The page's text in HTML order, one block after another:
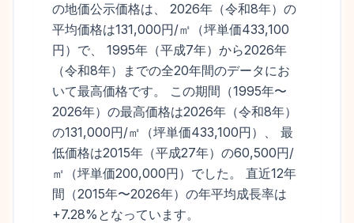
の地価公示価格は、 2026年（令和8年）の
平均価格は131,000円/㎡（坪単価433,100
円）で、 1995年（平成7年）から2026年
（令和8年）までの全20年間のデータにお
いて最高価格です。 この期間（1995年〜
2026年）の最高価格は2026年（令和8年）
の131,000円/㎡（坪単価433,100円）、 最
低価格は2015年（平成27年）の60,500円/
㎡（坪単価200,000円）でした。 直近12年
間（2015年〜2026年）の年平均成長率は
+7.28%となっています。